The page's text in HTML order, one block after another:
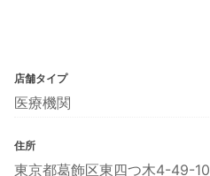
店舗タイプ
医療機関
住所
東京都葛飾区東四つ木4-49-10